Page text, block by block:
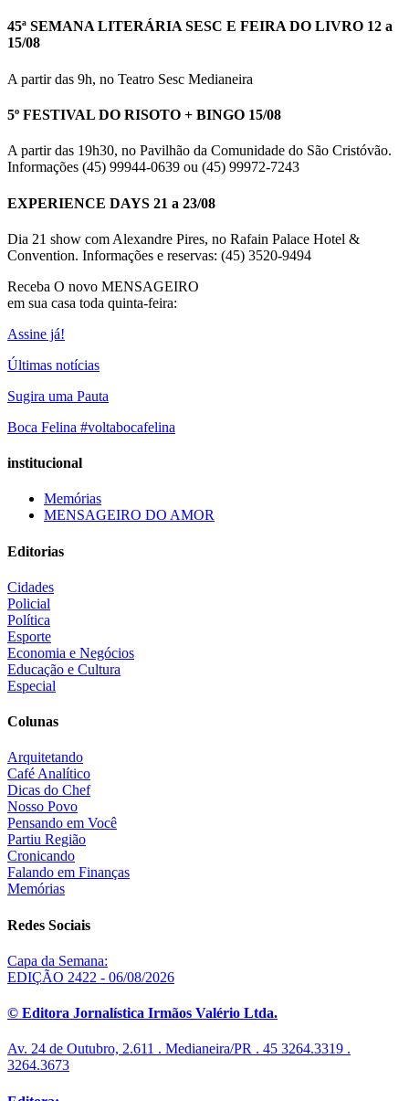
45ª SEMANA LITERÁRIA SESC E FEIRA DO LIVRO 12 a
15/08
A partir das 9h, no Teatro Sesc Medianeira
5º FESTIVAL DO RISOTO + BINGO 15/08
A partir das 19h30, no Pavilhão da Comunidade do São Cristóvão.
Informações (45) 99944-0639 ou (45) 99972-7243
EXPERIENCE DAYS 21 a 23/08
Dia 21 show com Alexandre Pires, no Rafain Palace Hotel &
Convention. Informações e reservas: (45) 3520-9494
Receba O novo MENSAGEIRO
em sua casa toda quinta-feira:
Assine já!
Últimas notícias
Sugira uma Pauta
Boca Felina #voltabocafelina
institucional
Memórias
MENSAGEIRO DO AMOR
Editorias
Cidades
Policial
Política
Esporte
Economia e Negócios
Educação e Cultura
Especial
Colunas
Arquitetando
Café Analítico
Dicas do Chef
Nosso Povo
Pensando em Você
Partiu Região
Cronicando
Falando em Finanças
Memórias
Redes Sociais
Capa da Semana:
EDIÇÃO 2422 - 06/08/2026
© Editora Jornalística Irmãos Valério Ltda.
Av. 24 de Outubro, 2.611 . Medianeira/PR . 45 3264.3319 .
3264.3673